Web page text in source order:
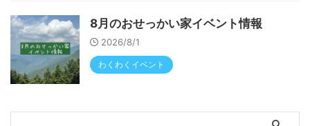
8月のおせっかい家イベント情報
2026/8/1
わくわくイベント